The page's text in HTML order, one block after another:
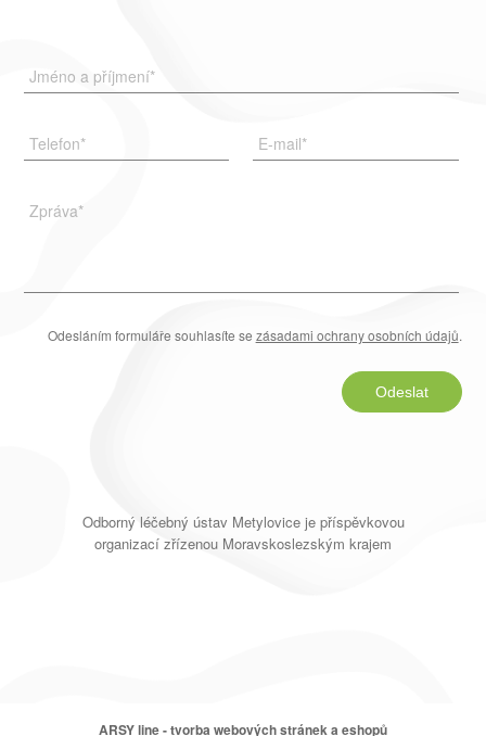
Jméno a příjmení*
Telefon* E-mail*
Zpráva*
Odesláním formuláře souhlasíte se zásadami ochrany osobních údajů.
Odeslat
Odborný léčebný ústav Metylovice je příspěvkovou
organizací zřízenou Moravskoslezským krajem
ARSY line - tvorba webových stránek a eshopů